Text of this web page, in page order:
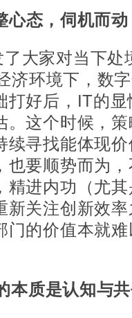
心态，伺机而动
大家对当下处
济环境下，数
打好后，IT的
。这个时候，
续寻找能体现
也要顺势而为
精进内功（尤
新关注创新效
门的价值本就
本质是认知与